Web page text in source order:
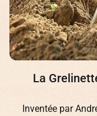
La
Inventée par